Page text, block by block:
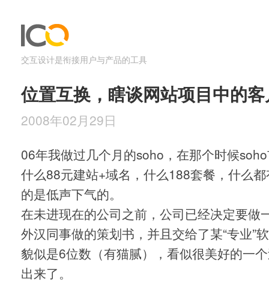
交互设计是衔接用户与产品的工具
位置互换，瞎谈网站项目中的
2008年02月29日
06年我做过几个月的soho，在那个时候
什么88元建站+域名，什么188套餐，什么
的是低声下气的。
在未进现在的公司之前，公司已经决定要做
外汉同事做的策划书，并且交给了某“专业”
貌似是6位数（有猫腻），看似很美好的一
出来了。